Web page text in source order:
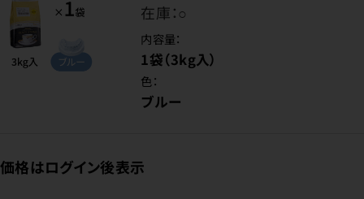
在庫：○
内容量：
1袋（3kg入）
色：
ブルー
価格はログイン後表示